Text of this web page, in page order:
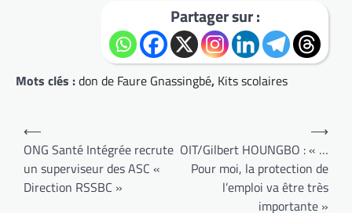
Partager sur :
Mots clés :don de Faure Gnassingbé, Kits scolaires
Navigation
de
l’article
⟵
ONG Santé Intégrée recrute
un superviseur des ASC «
Direction RSSBC »
OIT/Gilbert HOUNGBO : « …
Pour moi, la protection de
l’emploi va être très
importante »
⟶